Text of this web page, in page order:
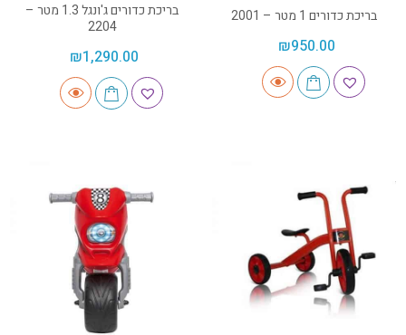
בריכת כדורים 1 מטר – 2001
₪950.00
בריכת כדורים ג'ונגל 1.3 מטר –
2204
₪1,290.00